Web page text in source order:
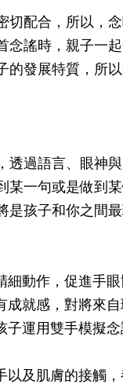
切配合，所以，
念謠時，親子一
的發展特質，所
透過語言、眼神
某一句或是做到
孩子和你之間最
動作，促進手眼
就感，對將來自
運用雙手模擬
及肌膚的接觸